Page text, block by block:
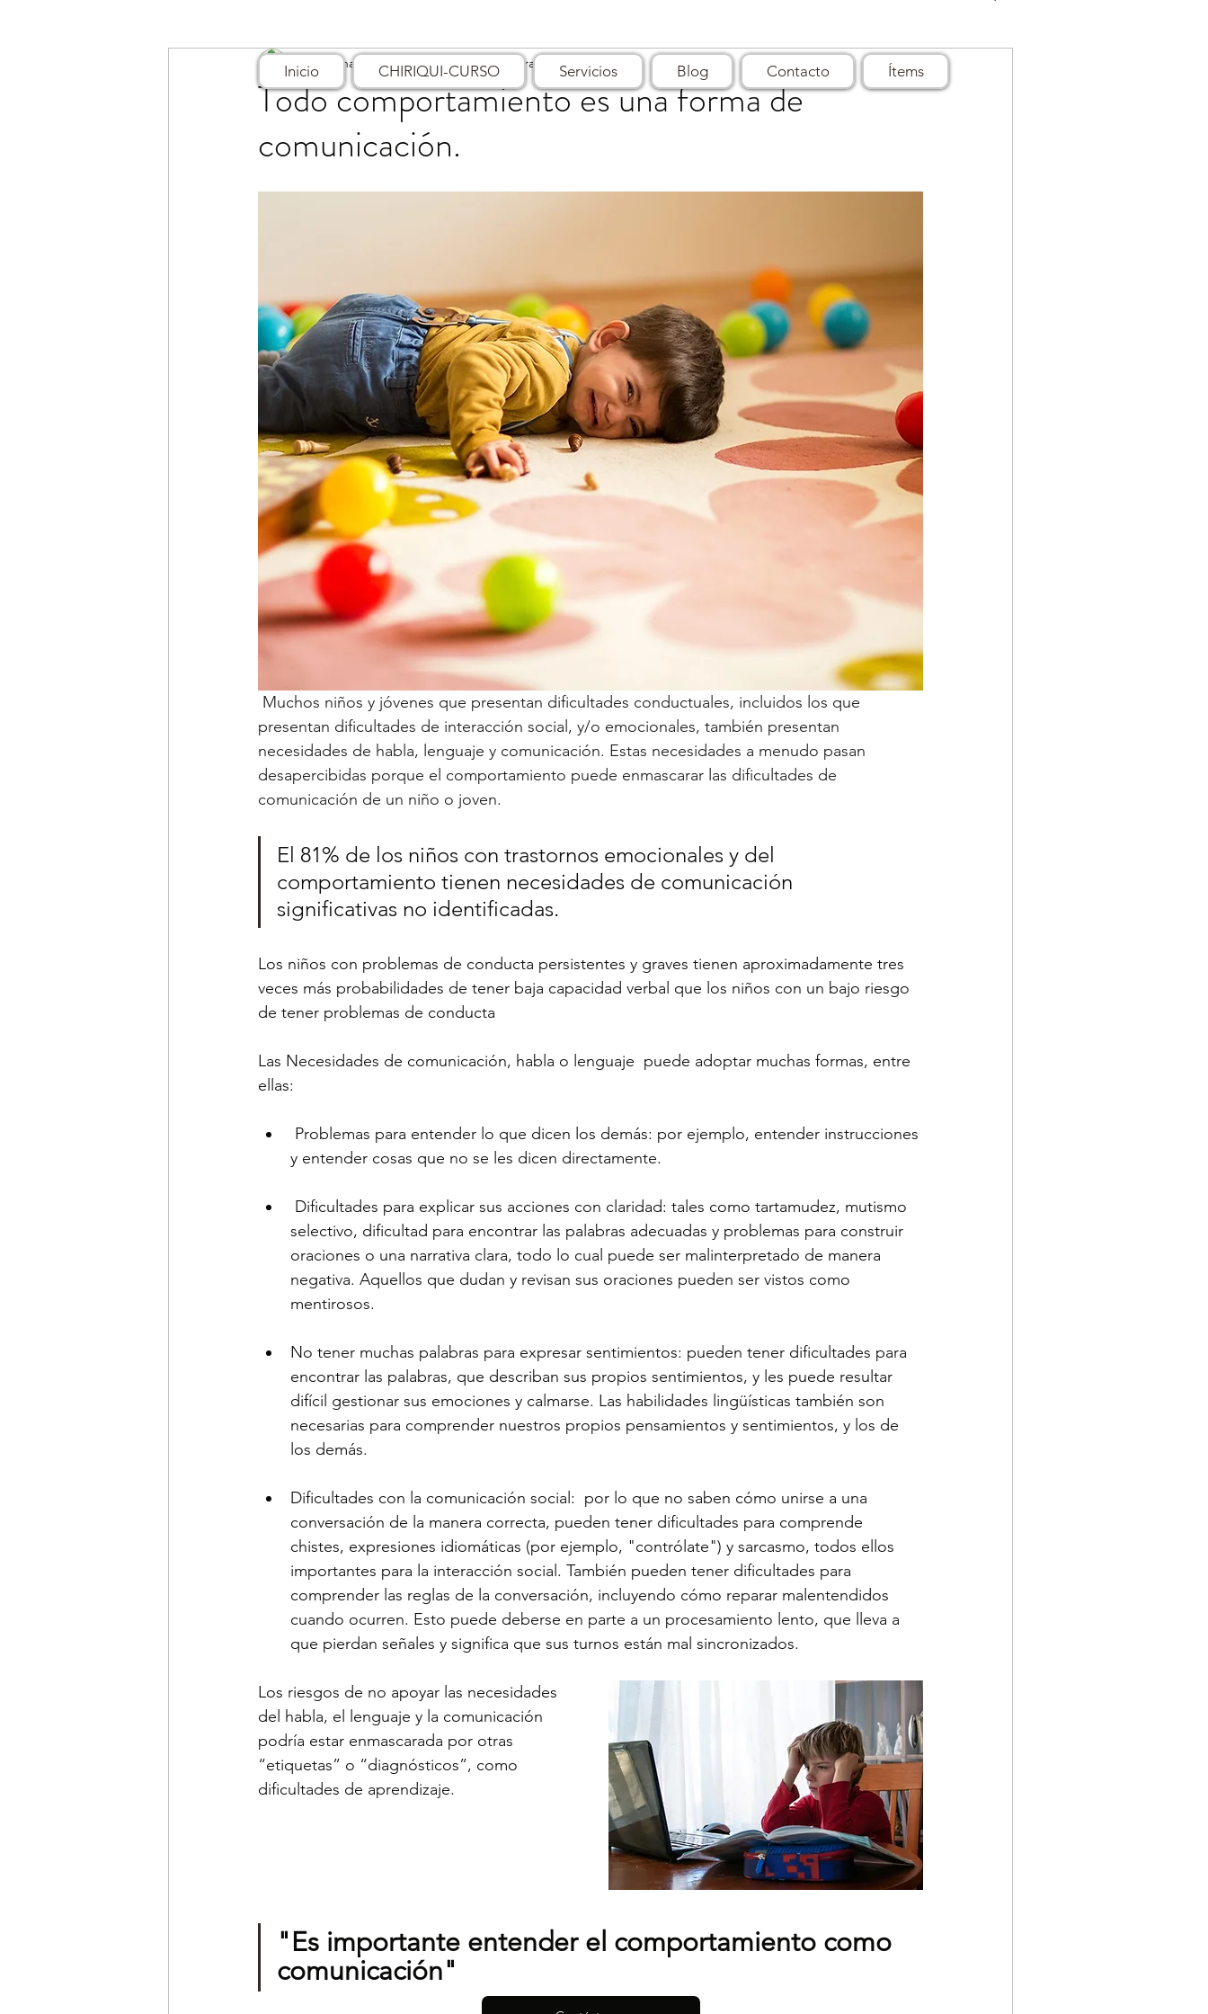
Inicio CHIRIQUI-CURSO Servicios Blog Contacto Ítems
Todo comportamiento es una forma de
comunicación.
CDC Panama 13 abr 2025 2 min de lectura
presentan dificultades de interacción social, y/o emocionales, también presentan
necesidades de habla, lenguaje y comunicación. Estas necesidades a menudo pasan
desapercibidas porque el comportamiento puede enmascarar las dificultades de
comunicación de un niño o joven.
El 81% de los niños con trastornos emocionales y del
comportamiento tienen necesidades de comunicación
significativas no identificadas.
Los niños con problemas de conducta persistentes y graves tienen aproximadamente tres
veces más probabilidades de tener baja capacidad verbal que los niños con un bajo riesgo
de tener problemas de conducta
Las Necesidades de comunicación, habla o lenguaje  puede adoptar muchas formas, entre
ellas:
y entender cosas que no se les dicen directamente.
selectivo, dificultad para encontrar las palabras adecuadas y problemas para construir
oraciones o una narrativa clara, todo lo cual puede ser malinterpretado de manera
negativa. Aquellos que dudan y revisan sus oraciones pueden ser vistos como
mentirosos.
No tener muchas palabras para expresar sentimientos: pueden tener dificultades para
encontrar las palabras, que describan sus propios sentimientos, y les puede resultar
difícil gestionar sus emociones y calmarse. Las habilidades lingüísticas también son
necesarias para comprender nuestros propios pensamientos y sentimientos, y los de
los demás.
Dificultades con la comunicación social:  por lo que no saben cómo unirse a una
conversación de la manera correcta, pueden tener dificultades para comprende
chistes, expresiones idiomáticas (por ejemplo, "contrólate") y sarcasmo, todos ellos
importantes para la interacción social. También pueden tener dificultades para
comprender las reglas de la conversación, incluyendo cómo reparar malentendidos
cuando ocurren. Esto puede deberse en parte a un procesamiento lento, que lleva a
que pierdan señales y significa que sus turnos están mal sincronizados.
Los riesgos de no apoyar las necesidades
del habla, el lenguaje y la comunicación
podría estar enmascarada por otras
“etiquetas” o “diagnósticos”, como
dificultades de aprendizaje.
"Es importante entender el comportamiento como
comunicación"